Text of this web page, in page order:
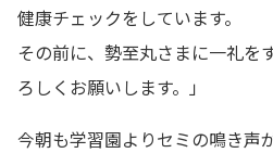
健康チェックをしています。
その前に、勢至丸さまに一礼を
ろしくお願いします。」
今朝も学習園よりセミの鳴き声